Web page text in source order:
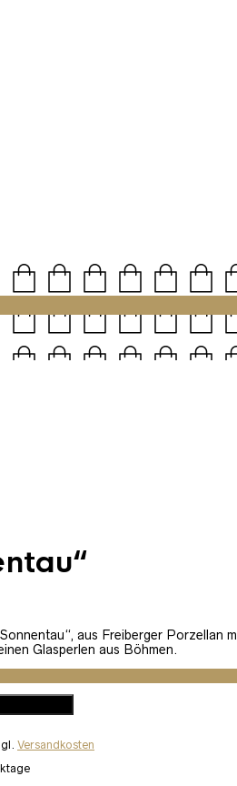
aus Freiberger Porzellan
Glasperlen aus Böhmen.
Versandkosten